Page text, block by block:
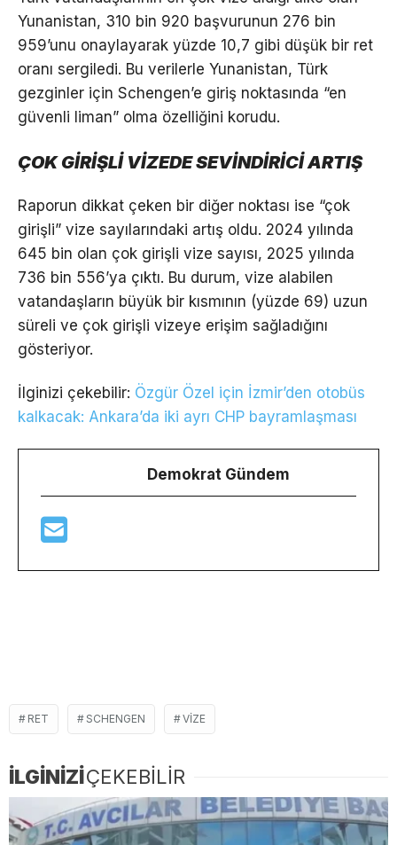
Yunanistan, 310 bin 920 başvurunun 276 bin
959’unu onaylayarak yüzde 10,7 gibi düşük bir ret
oranı sergiledi. Bu verilerle Yunanistan, Türk
gezginler için Schengen’e giriş noktasında “en
güvenli liman” olma özelliğini korudu.
ÇOK GİRİŞLİ VİZEDE SEVİNDİRİCİ ARTIŞ
Raporun dikkat çeken bir diğer noktası ise “çok
girişli” vize sayılarındaki artış oldu. 2024 yılında
645 bin olan çok girişli vize sayısı, 2025 yılında
736 bin 556’ya çıktı. Bu durum, vize alabilen
vatandaşların büyük bir kısmının (yüzde 69) uzun
süreli ve çok girişli vizeye erişim sağladığını
gösteriyor.
İlginizi çekebilir: Özgür Özel için İzmir’den otobüs
kalkacak: Ankara’da iki ayrı CHP bayramlaşması
Demokrat Gündem
RET SCHENGEN VIZE
İLGİNİZİÇEKEBİLİR